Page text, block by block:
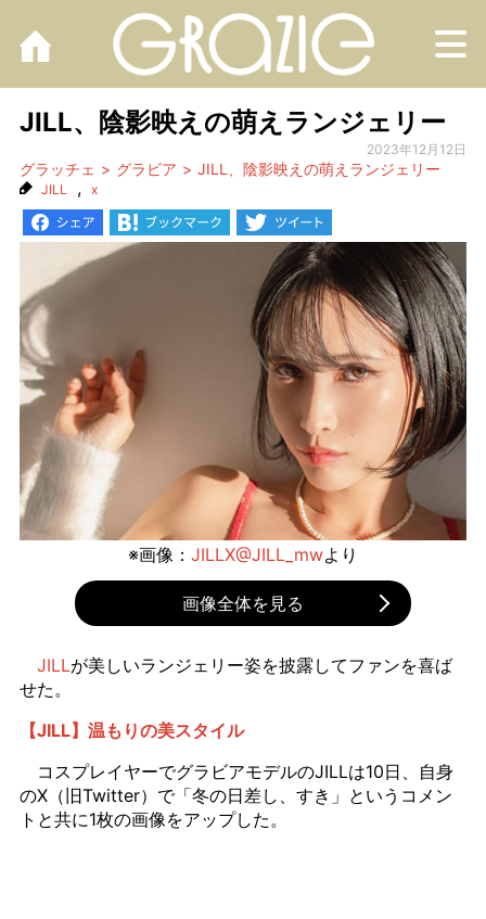
JILL、陰影映えの萌えランジェリー
2023年12月12日
グラッチェ グラビア JILL、陰影映えの萌えランジェリー
JILL , x
※画像： JILLX@JILL_mwより
画像全体を見る
JILLが美しいランジェリー姿を披露してファンを喜ば
せた。
【JILL】温もりの美スタイル
コスプレイヤーでグラビアモデルのJILLは10日、自身
のX（旧Twitter）で「冬の日差し、すき」というコメン
トと共に1枚の画像をアップした。